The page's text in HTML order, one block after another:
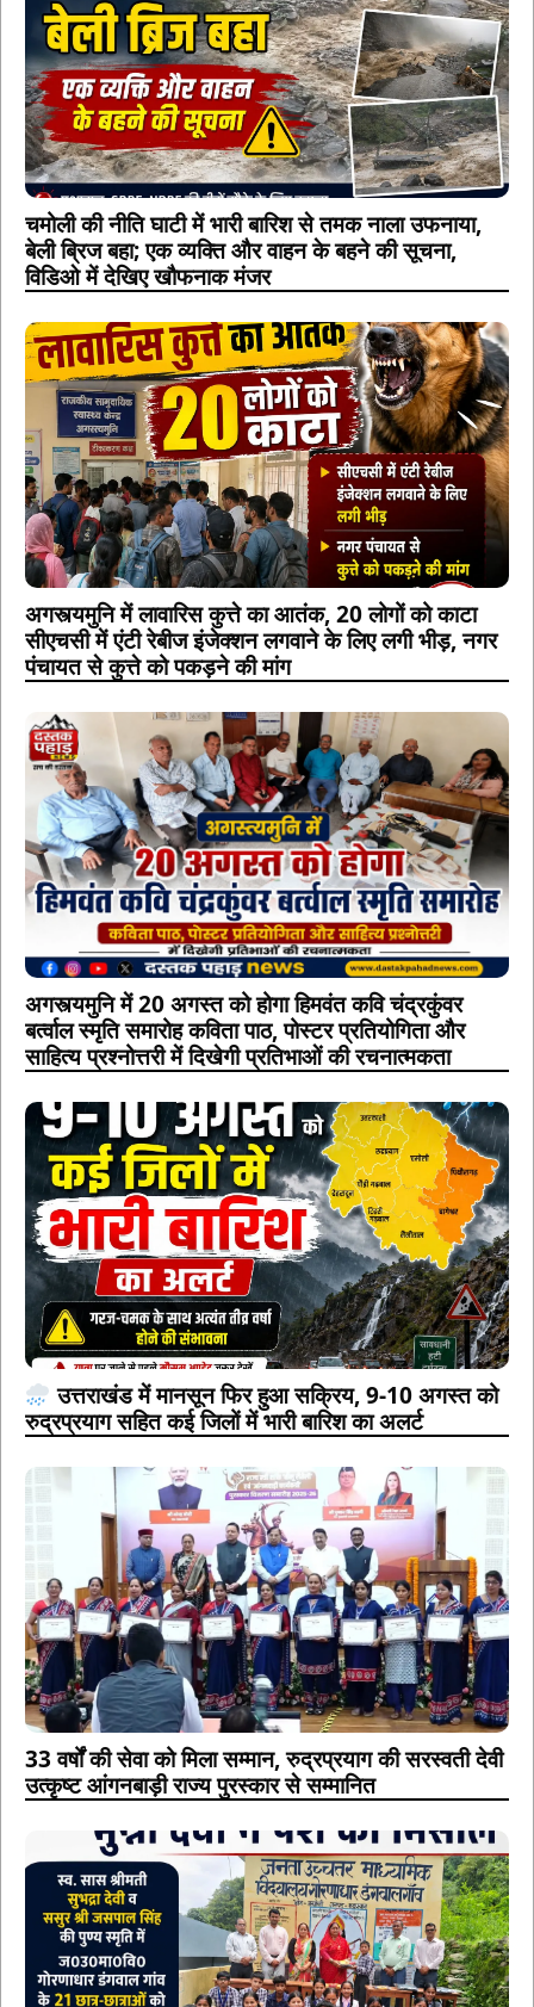
चमोली की नीति घाटी में भारी बारिश से तमक नाला उफनाया,
बेली ब्रिज बहा; एक व्यक्ति और वाहन के बहने की सूचना,
विडिओ में देखिए खौफनाक मंजर
अगस्त्यमुनि में लावारिस कुत्ते का आतंक, 20 लोगों को काटा
सीएचसी में एंटी रेबीज इंजेक्शन लगवाने के लिए लगी भीड़, नगर
पंचायत से कुत्ते को पकड़ने की मांग
अगस्त्यमुनि में 20 अगस्त को होगा हिमवंत कवि चंद्रकुंवर
बर्त्वाल स्मृति समारोह कविता पाठ, पोस्टर प्रतियोगिता और
साहित्य प्रश्नोत्तरी में दिखेगी प्रतिभाओं की रचनात्मकता
उत्तराखंड में मानसून फिर हुआ सक्रिय, 9-10 अगस्त को
रुद्रप्रयाग सहित कई जिलों में भारी बारिश का अलर्ट
33 वर्षों की सेवा को मिला सम्मान, रुद्रप्रयाग की सरस्वती देवी
उत्कृष्ट आंगनबाड़ी राज्य पुरस्कार से सम्मानित